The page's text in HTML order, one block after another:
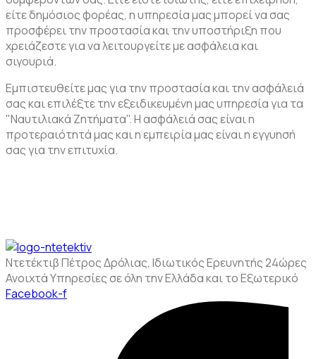
είτε δημόσιος φορέας, η υπηρεσία μας μπορεί να σας
προσφέρει την προστασία και την υποστήριξη που
χρειάζεστε για να λειτουργείτε με ασφάλεια και
σιγουριά.
Εμπιστευθείτε μας για την προστασία και την ασφάλειά
σας και επιλέξτε την εξειδικευμένη μας υπηρεσία για τα
"Ναυτιλιακά Ζητήματα". Η ασφάλειά σας είναι η
προτεραιότητά μας και η εμπειρία μας είναι η εγγυησή
σας για την επιτυχία.
Ντετέκτιβ Πέτρος Δρόλιας, Ιδιωτικός Ερευνητής 24ώρες
Ανοιχτά Υπηρεσίες σε όλη την Ελλάδα και το Εξωτερικό
Facebook-f